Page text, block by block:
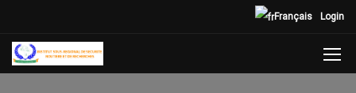
Login
Français